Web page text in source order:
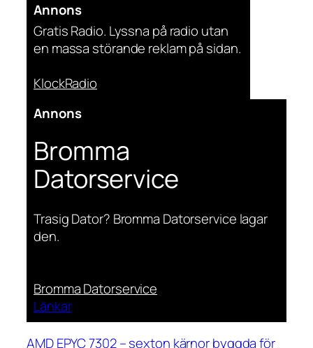
Annons
Gratis Radio. Lyssna på radio utan
en massa störande reklam på sidan.
KlockRadio
Annons
Bromma
Datorservice
Trasig Dator? Bromma Datorservice lagar
den.
Bromma Datorservice
Länkar
AMD EPYC 7302 – sexton kärnor byggda för